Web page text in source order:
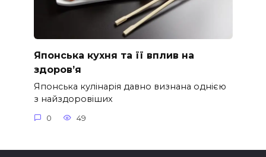
Японська кухня та її вплив на
здоров’я
Японська кулінарія давно визнана однією
з найздоровіших
0 49